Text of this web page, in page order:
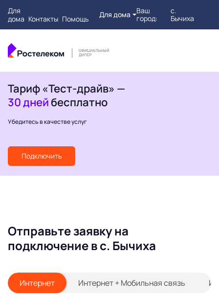
Для
дома Контакты Помощь Для дома
Ваш
город:
с.
Бычиха
Тариф «Тест-драйв» —
30 дней бесплатно
Убедитесь в качестве услуг
Подключить
Отправьте заявку на
подключение в с. Бычиха
Интернет Интернет + Мобильная связь